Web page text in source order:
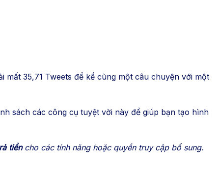
35,71 Tweets để kể cùng một câu chuyện với một
sách các công cụ tuyệt vời này để giúp bạn tạo hình
tiềncho các tính năng hoặc quyền truy cập bổ sung.